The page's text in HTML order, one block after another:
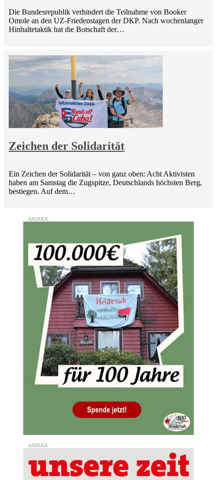
Die Bundesrepublik verhindert die Teilnahme von Booker
Omole an den UZ-Friedenstagen der DKP. Nach wochenlanger
Hinhaltetaktik hat die Botschaft der…
Zeichen der Solidarität
Ein Zeichen der Solidarität – von ganz oben: Acht Aktivisten
haben am Samstag die Zugspitze, Deutschlands höchsten Berg,
bestiegen. Auf dem…